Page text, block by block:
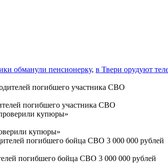
обманули пенсионерку, в Твери орудуют
погибшего участника СВО
купюры»
погибшего бойца СВО 3 000 000 рублей